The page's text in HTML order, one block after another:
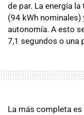
de par. La energía
(94 kWh
autonomía. A esto
7,1 segundos o una
La más completa